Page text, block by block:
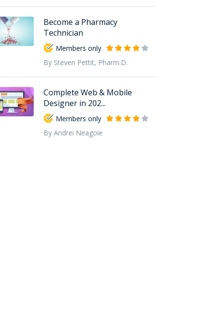
Become a Pharmacy
Technician
Members only
By Steven Pettit, Pharm.D.
Complete Web & Mobile
Designer in 202...
Members only
By Andrei Neagoie